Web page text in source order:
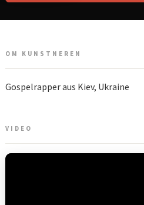
OM KUNSTNEREN
Gospelrapper aus Kiev, Ukraine
VIDEO